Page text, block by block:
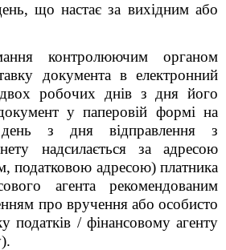
що настає за вихідним або
контролюючим органом
документа в електронний
двох робочих днів з дня його
у паперовій формі на
з дня відправлення з
надсилається за адресою
податковою адресою) платника
агента рекомендованим
про вручення або особисто
податків / фінансовому агенту